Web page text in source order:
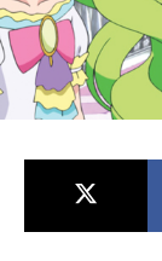
アニメ映画一覧
今期アニメ曜日別
秋アニメ